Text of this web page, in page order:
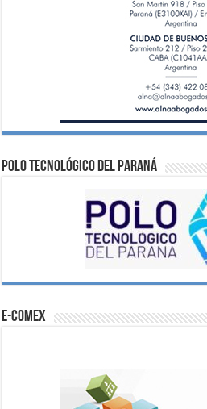
Polo Tecnológico del Paraná
e-comex